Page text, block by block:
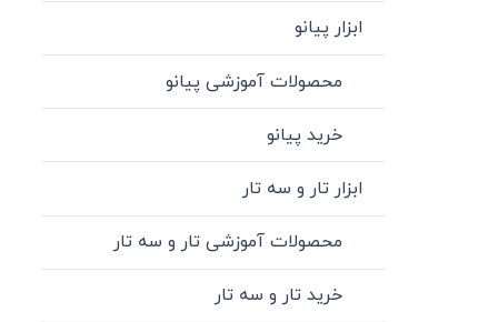
ابزار پیانو
محصولات آموزشی پیانو
خرید پیانو
ابزار تار و سه تار
محصولات آموزشی تار و سه تار
خرید تار و سه تار